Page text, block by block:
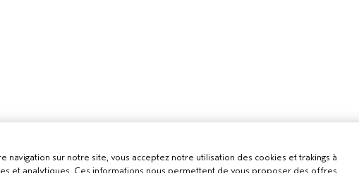
navigation sur notre site, vous acceptez notre utilisation des cookies et trakings à
et analytiques. Ces informations nous permettent de vous proposer des offres,